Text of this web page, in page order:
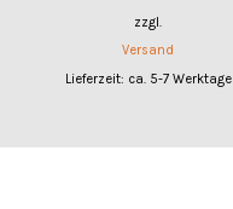
zzgl.
Versand
Lieferzeit: ca. 5-7 Werktage